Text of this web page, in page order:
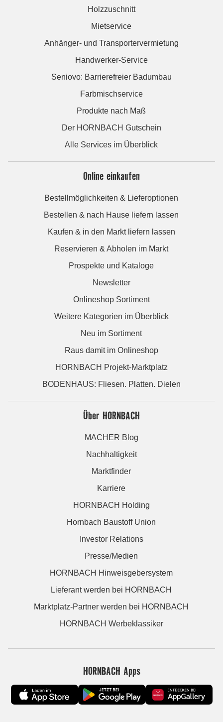
Holzzuschnitt
Mietservice
Anhänger- und Transportervermietung
Handwerker-Service
Seniovo: Barrierefreier Badumbau
Farbmischservice
Produkte nach Maß
Der HORNBACH Gutschein
Alle Services im Überblick
Online einkaufen
Bestellmöglichkeiten & Lieferoptionen
Bestellen & nach Hause liefern lassen
Kaufen & in den Markt liefern lassen
Reservieren & Abholen im Markt
Prospekte und Kataloge
Newsletter
Onlineshop Sortiment
Weitere Kategorien im Überblick
Neu im Sortiment
Raus damit im Onlineshop
HORNBACH Projekt-Marktplatz
BODENHAUS: Fliesen. Platten. Dielen
Über HORNBACH
MACHER Blog
Nachhaltigkeit
Marktfinder
Karriere
HORNBACH Holding
Hornbach Baustoff Union
Investor Relations
Presse/Medien
HORNBACH Hinweisgebersystem
Lieferant werden bei HORNBACH
Marktplatz-Partner werden bei HORNBACH
HORNBACH Werbeklassiker
HORNBACH Apps